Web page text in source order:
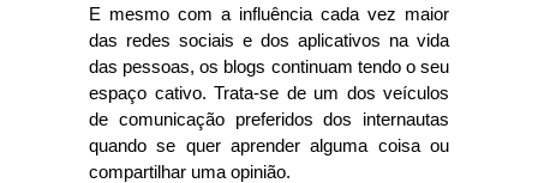
E mesmo com a influência cada vez maior
das redes sociais e dos aplicativos na vida
das pessoas, os blogs continuam tendo o seu
espaço cativo. Trata-se de um dos veículos
de comunicação preferidos dos internautas
quando se quer aprender alguma coisa ou
compartilhar uma opinião.